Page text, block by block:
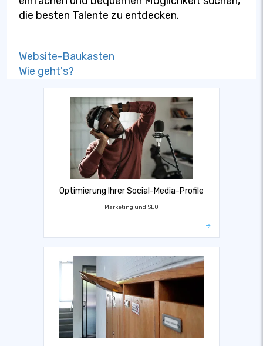
die besten Talente zu entdecken.
Website-Baukasten
Wie geht's?
Optimierung Ihrer Social-Media-Profile
Marketing und SEO